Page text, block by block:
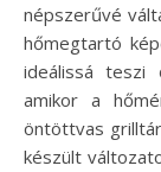
népszerűvé
hőmegtartó
ideálissá teszi
amikor a
öntöttvas
készült